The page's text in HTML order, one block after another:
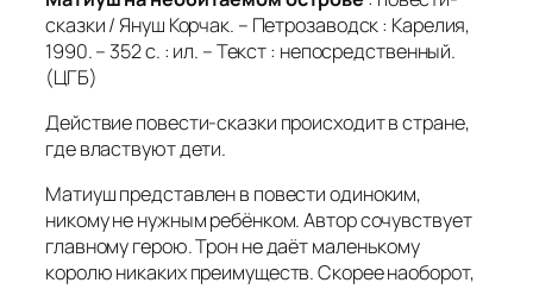
сказки / Януш Корчак. – Петрозаводск : Карелия,
1990. – 352 с. : ил. – Текст : непосредственный.
(ЦГБ)
Действие повести-сказки происходит в стране,
где властвуют дети.
Матиуш представлен в повести одиноким,
никому не нужным ребёнком. Автор сочувствует
главному герою. Трон не даёт маленькому
королю никаких преимуществ. Скорее наоборот,